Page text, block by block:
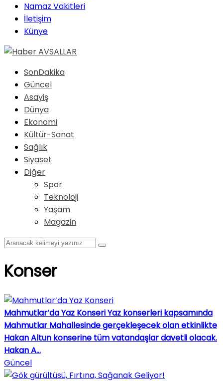
Namaz Vakitleri
İletişim
Künye
SonDakika
Güncel
Asayiş
Dünya
Ekonomi
Kültür-Sanat
Sağlık
Siyaset
Diğer
Spor
Teknoloji
Yaşam
Magazin
Konser
Mahmutlar’da Yaz KonseriYaz konserleri kapsamında
Mahmutlar Mahallesinde gerçekleşecek olan etkinlikte
Hakan Altun konserine tüm vatandaşlar davetli olacak.
Hakan A...
Güncel